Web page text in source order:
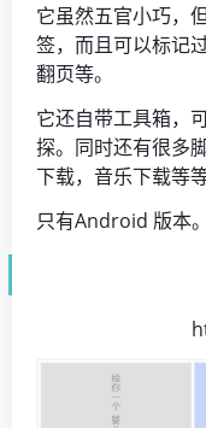
它虽然五官小巧，
签，而且可以标记
翻页等。
它还自带工具箱，
探。同时还有很多
下载，音乐下载等等
只有Android 版本。